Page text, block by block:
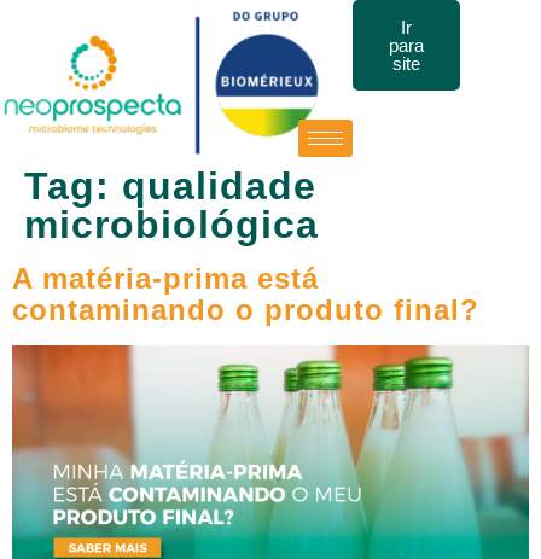
Ir
para
site
Tag: qualidade
microbiológica
A matéria-prima está
contaminando o produto final?